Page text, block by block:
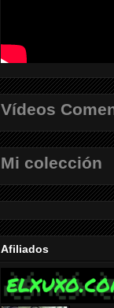
Vídeos
Mi colección
Afiliados